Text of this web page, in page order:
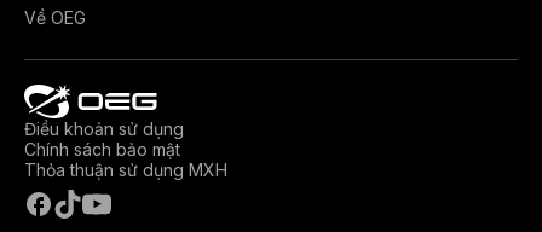
Về OEG
Điều khoản sử dụng
Chính sách bảo mật
Thỏa thuận sử dụng MXH